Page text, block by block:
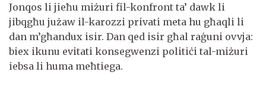
Jonqos li jieħu miżuri fil-konfront ta’ dawk li
jibqgħu jużaw il-karozzi privati meta hu għaqli li
dan m’għandux isir. Dan qed isir għal raġuni ovvja:
biex ikunu evitati konsegwenzi politiċi tal-miżuri
iebsa li huma meħtiega.